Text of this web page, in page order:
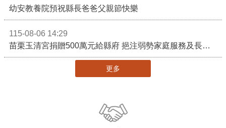
幼安教養院預祝縣長爸爸父親節快樂
115-08-06 14:29
苗栗玉清宮捐贈500萬元給縣府 挹注弱勢家庭服務及長照醫療資源
更多